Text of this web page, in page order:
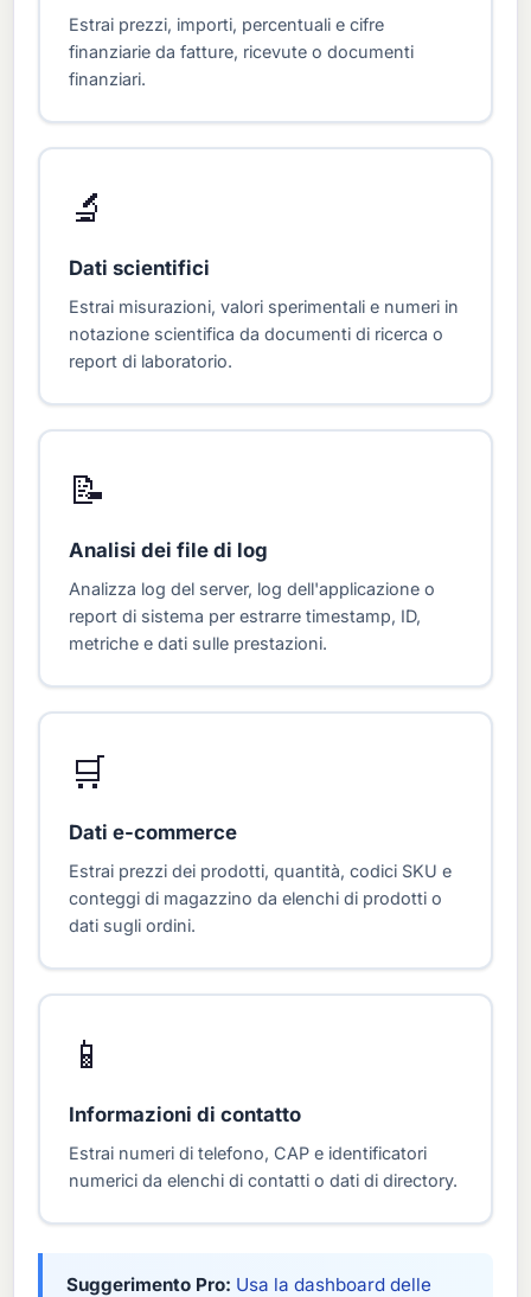
Estrai prezzi, importi, percentuali e cifre
finanziarie da fatture, ricevute o documenti
finanziari.
🔬
Dati scientifici
Estrai misurazioni, valori sperimentali e numeri in
notazione scientifica da documenti di ricerca o
report di laboratorio.
📝
Analisi dei file di log
Analizza log del server, log dell'applicazione o
report di sistema per estrarre timestamp, ID,
metriche e dati sulle prestazioni.
🛒
Dati e-commerce
Estrai prezzi dei prodotti, quantità, codici SKU e
conteggi di magazzino da elenchi di prodotti o
dati sugli ordini.
📱
Informazioni di contatto
Estrai numeri di telefono, CAP e identificatori
numerici da elenchi di contatti o dati di directory.
Suggerimento Pro: Usa la dashboard delle